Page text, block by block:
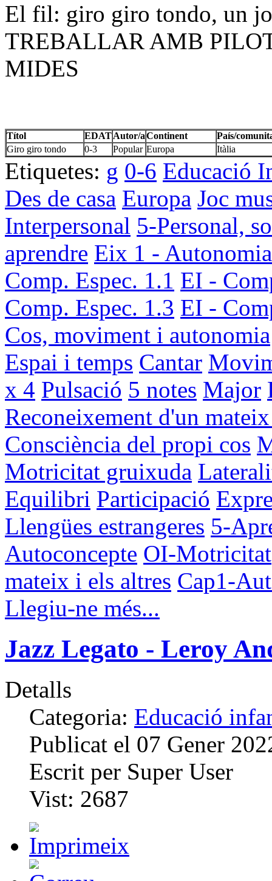
El fil: giro giro tondo, un
TREBALLAR AMB
MIDES
Títol EDATAutor/aContinent
País/
Giro giro tondo
0-3 Popular Europa Itàlia
Etiquetes: g 0-6 Educació
Des de casa Europa Joc
Interpersonal 5-Personal,
aprendre Eix 1 -
Comp. Espec. 1.1 EI -
Comp. Espec. 1.3 EI -
Cos, moviment i autonomia
Espai i temps Cantar
x 4 Pulsació 5 notes Major
Reconeixement d'un
Consciència del propi cos
Motricitat gruixuda
Equilibri Participació
Llengües estrangeres 5-
Autoconcepte OI-Motricitat
mateix i els altres Cap1-
Llegiu-ne més...
Jazz Legato - Leroy
Detalls
Categoria: Educació
Publicat el 07 Gener
Escrit per Super User
Vist: 2687